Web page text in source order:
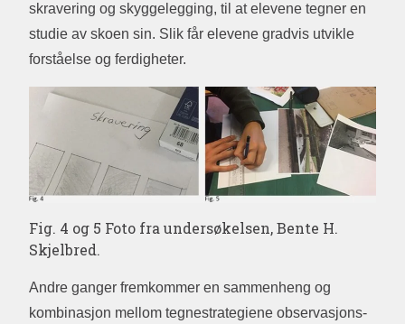
skravering og skyggelegging, til at elevene tegner en
studie av skoen sin. Slik får elevene gradvis utvikle
forståelse og ferdigheter.
Fig. 4 og 5 Foto fra undersøkelsen, Bente H.
Skjelbred.
Andre ganger fremkommer en sammenheng og
kombinasjon mellom tegnestrategiene observasjons-